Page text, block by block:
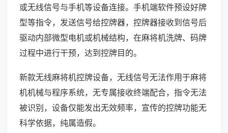
或无线信号与手机等设备连接。手机端软件预设好牌
型等指令，发送信号给控牌器，控牌器接收到信号后
驱动内部微型电机或机械结构，在麻将机洗牌、码牌
过程中进行干预，达到控牌目的。
新款无线麻将机控牌设备，无线信号无法作用于麻将
机机械与程序系统，无专属接收终端配合，指令无法
被识别，设备仅能发出无效频率，宣传的控牌功能无
科学依据，纯属造假。